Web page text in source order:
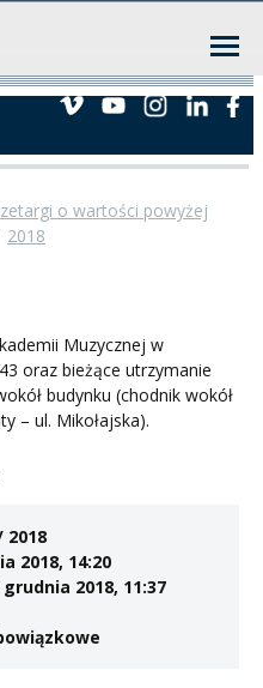
o wartości powyżej
2018
Muzycznej w
oraz bieżące utrzymanie
budynku (chodnik wokół
– ul. Mikołajska).
2018
2018, 14:20
grudnia 2018, 11:37